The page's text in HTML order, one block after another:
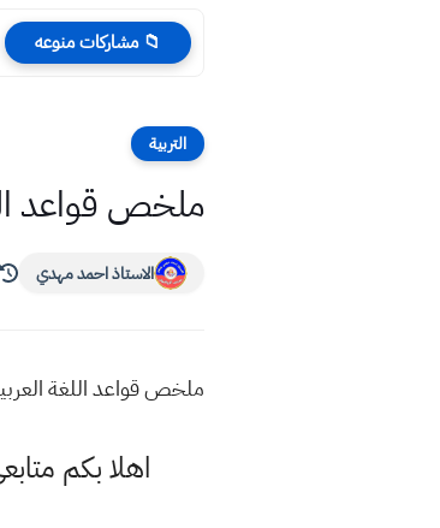
📁 مشاركات منوعه
التربية
ملخص قواعد اللغة العربية 2021 ثالث
الاستاذ احمد مهدي
ملخص قواعد اللغة العربية 2021 ثالث متوسط اعداد الست رجاء يوسف مهم
اهلا بكم